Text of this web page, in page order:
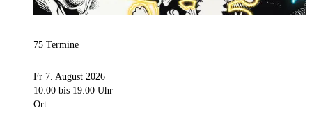
75 Termine
Fr 7. August 2026
10:00 bis 19:00 Uhr
Ort